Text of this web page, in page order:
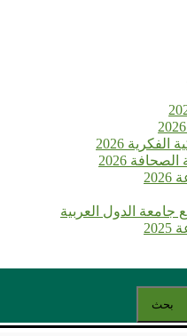
2026
2026
جامعة الدول العربية
بحث